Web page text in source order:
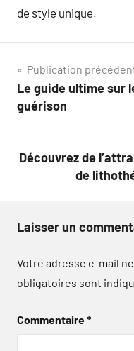
de style unique.
Navigation
de
Publication
Le guide ultime sur
guérison
Découvrez de
de
Laisser un
Votre adresse e-mail
obligatoires sont
Commentaire*